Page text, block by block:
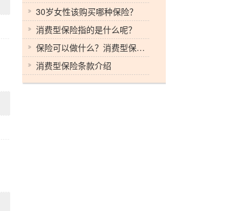
30岁女性该购买哪种保险？
消费型保险指的是什么呢？
保险可以做什么？消费型保险有什么优点？
消费型保险条款介绍